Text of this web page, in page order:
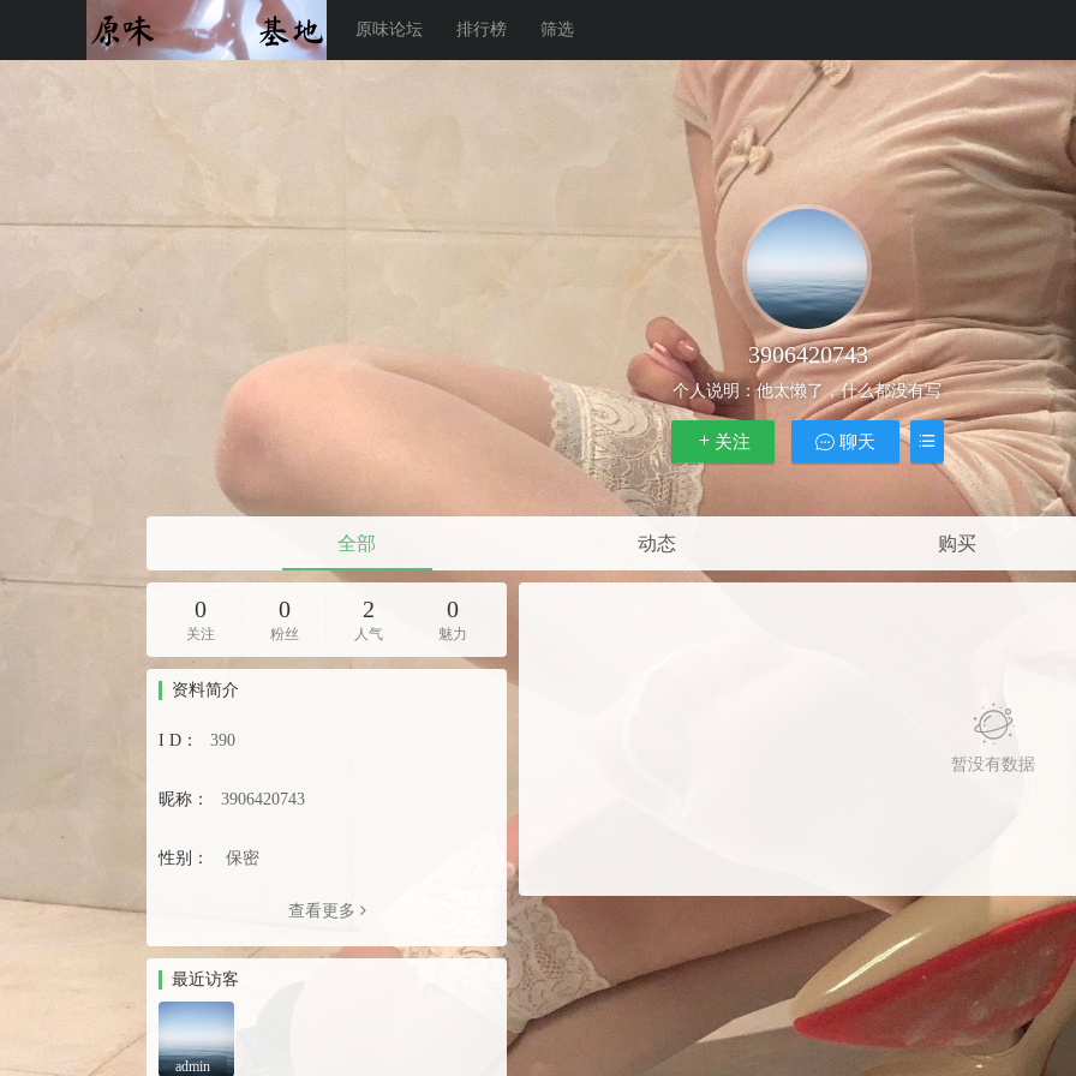
原味论坛 排行榜 筛选
3906420743
个人说明：他太懒了，什么都没有写
关注 聊天
全部 动态 购买
0
关注
0
粉丝
2
人气
0
魅力
资料简介
I D： 390
昵称： 3906420743
性别： 保密
查看更多
最近访客
admin
暂没有数据